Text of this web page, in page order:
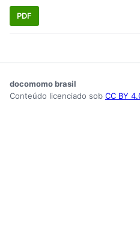
PDF
docomomo brasil
Conteúdo licenciado sob CC BY